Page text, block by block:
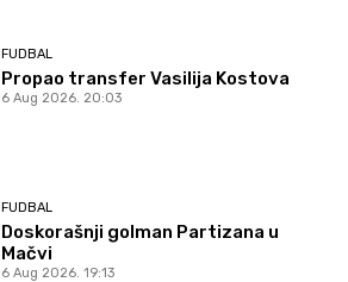
FUDBAL
Propao transfer Vasilija Kostova
6 Aug 2026. 20:03
FUDBAL
Doskorašnji golman Partizana u
Mačvi
6 Aug 2026. 19:13